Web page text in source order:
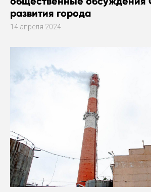
развития города
14 апреля 2024